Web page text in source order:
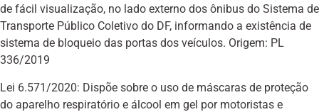
de fácil visualização, no lado externo dos ônibus do Sistema de
Transporte Público Coletivo do DF, informando a existência de
sistema de bloqueio das portas dos veículos. Origem: PL
336/2019
Lei 6.571/2020: Dispõe sobre o uso de máscaras de proteção
do aparelho respiratório e álcool em gel por motoristas e